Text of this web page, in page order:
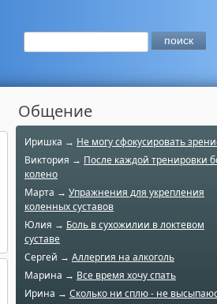
Общение
Иришка → Не могу сфокусировать
Виктория → После каждой тренировки
колено
Марта → Упражнения для укрепления
коленных суставов
Юлия → Боль в сухожилии в локтевом
суставе
Сергей → Аллергия на алкоголь
Марина → Все время хочу спать
Ирина → Сколько ни сплю - не